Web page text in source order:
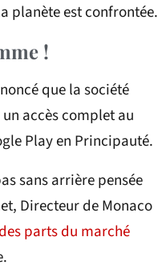
planète est confrontée.
!
que la société
accès complet au
Play en Principauté.
sans arrière pensée
Directeur de Monaco
parts du marché